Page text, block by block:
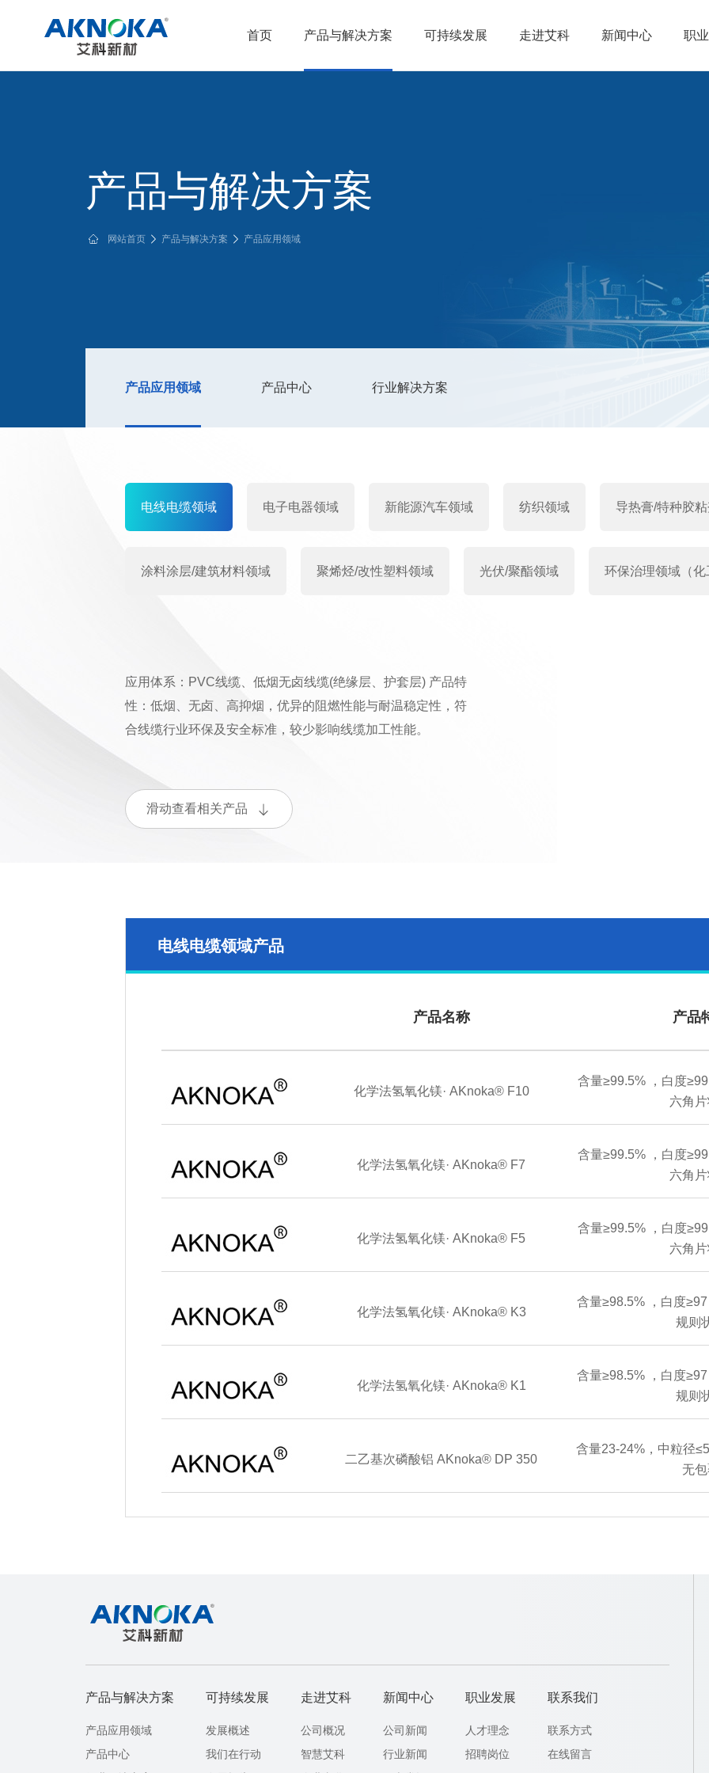
首页 产品与解决方案 可持续发展 走进艾科 新闻中心 职
产品与解决方案
网站首页 产品与解决方案 产品应用领域
产品应用领域 产品中心 行业解决方案
电线电缆领域 电子电器领域 新能源汽车领域 纺织领域 导热膏/特种胶
涂料涂层/建筑材料领域 聚烯烃/改性塑料领域 光伏/聚酯领域 环保治理领域（化
应用体系：PVC线缆、低烟无卤线缆(绝缘层、护套层) 产品特
性：低烟、无卤、高抑烟，优异的阻燃性能与耐温稳定性，符
合线缆行业环保及安全标准，较少影响线缆加工性能。
滑动查看相关产品
电线电缆领域产品
产品名称 产品
化学法氢氧化镁· AKnoka® F10
含量≥99.5% ，白度
六角片
化学法氢氧化镁· AKnoka® F7
含量≥99.5% ，白度
六角片
化学法氢氧化镁· AKnoka® F5
含量≥99.5% ，白度
六角片
化学法氢氧化镁· AKnoka® K3
含量≥98.5% ，白度
规则
化学法氢氧化镁· AKnoka® K1
含量≥98.5% ，白度
规则
二乙基次磷酸铝 AKnoka® DP 350
含量23-24%，中粒径
无
产品与解决方案
产品应用领域
产品中心
可持续发展
发展概述
我们在行动
走进艾科
公司概况
智慧艾科
新闻中心
公司新闻
行业新闻
职业发展
人才理念
招聘岗位
联系我们
联系方式
在线留言